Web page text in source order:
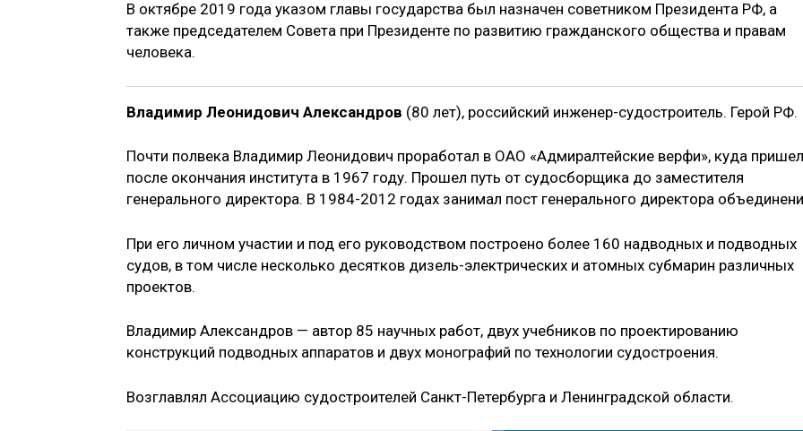
В октябре 2019 года указом главы государства был назначен советником Президента РФ, а
также председателем Совета при Президенте по развитию гражданского общества и правам
человека.
Владимир Леонидович Александров (80 лет), российский инженер-судостроитель. Герой РФ.
Почти полвека Владимир Леонидович проработал в ОАО «Адмиралтейские верфи», куда пришел
после окончания института в 1967 году. Прошел путь от судосборщика до заместителя
генерального директора. В 1984-2012 годах занимал пост генерального директора
При его личном участии и под его руководством построено более 160 надводных и подводных
судов, в том числе несколько десятков дизель-электрических и атомных субмарин различных
проектов.
Владимир Александров — автор 85 научных работ, двух учебников по проектированию
конструкций подводных аппаратов и двух монографий по технологии судостроения.
Возглавлял Ассоциацию судостроителей Санкт-Петербурга и Ленинградской области.